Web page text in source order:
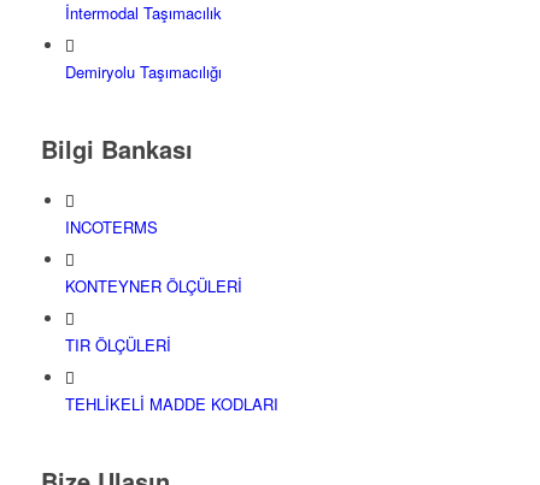
İntermodal Taşımacılık
Demiryolu Taşımacılığı
Bilgi Bankası
INCOTERMS
KONTEYNER ÖLÇÜLERİ
TIR ÖLÇÜLERİ
TEHLİKELİ MADDE KODLARI